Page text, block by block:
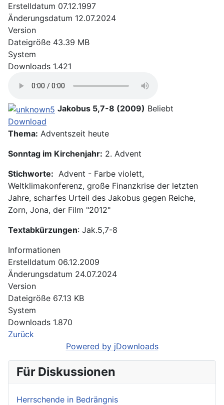
Erstelldatum 07.12.1997
Änderungsdatum 12.07.2024
Version
Dateigröße 43.39 MB
System
Downloads 1.421
Jakobus 5,7-8 (2009) Beliebt
Download
Thema: Adventszeit heute
Sonntag im Kirchenjahr: 2. Advent
Stichworte: Advent - Farbe violett,
Weltklimakonferenz, große Finanzkrise der letzten
Jahre, scharfes Urteil des Jakobus gegen Reiche,
Zorn, Jona, der Film "2012"
Textabkürzungen: Jak.5,7-8
Informationen
Erstelldatum 06.12.2009
Änderungsdatum 24.07.2024
Version
Dateigröße 67.13 KB
System
Downloads 1.870
Zurück
Powered by jDownloads
Für Diskussionen
Herrschende in Bedrängnis